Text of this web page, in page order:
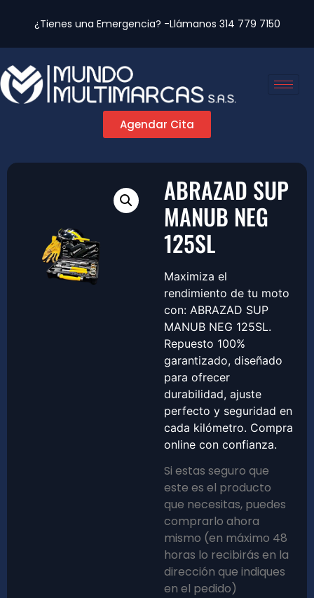
¿Tienes una Emergencia? -Llámanos 314 779 7150
Agendar Cita
ABRAZAD SUP
MANUB NEG
125SL
Maximiza el
rendimiento de tu moto
con: ABRAZAD SUP
MANUB NEG 125SL.
Repuesto 100%
garantizado, diseñado
para ofrecer
durabilidad, ajuste
perfecto y seguridad en
cada kilómetro. Compra
online con confianza.
Si estas seguro que
este es el producto
que necesitas, puedes
comprarlo ahora
mismo (en máximo 48
horas lo recibirás en la
dirección que indiques
en el pedido)